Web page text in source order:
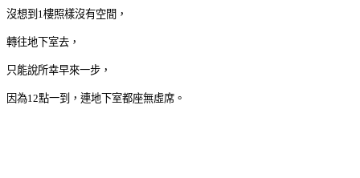
沒想到1樓照樣沒有空間，
轉往地下室去，
只能說所幸早來一步，
因為12點一到，連地下室都座無虛席。